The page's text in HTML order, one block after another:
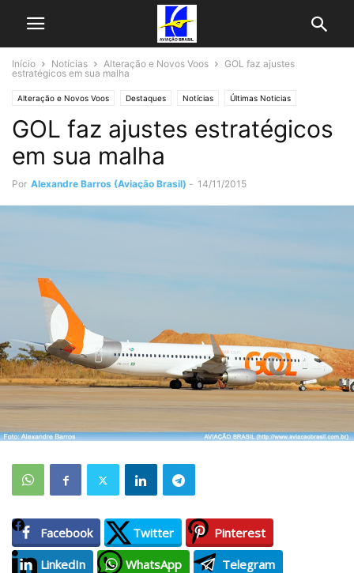
Início Notícias Alteração e Novos Voos
GOL faz ajustes
estratégicos em sua malha
Alteração e Novos Voos Destaques Notícias Últimas Noticias
GOL faz ajustes estratégicos
em sua malha
Por Alexandre Barros (Aviação Brasil) - 14/11/2015
Facebook Twitter
Pinterest
LinkedIn
WhatsApp
Telegram